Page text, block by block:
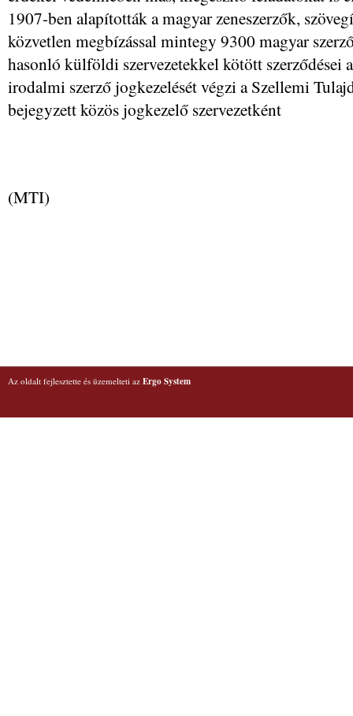
1907-ben alapították a magyar zeneszerzők,
közvetlen megbízással mintegy 9300 magyar
hasonló külföldi szervezetekkel kötött szerződései
irodalmi szerző jogkezelését végzi a Szellemi
bejegyzett közös jogkezelő szervezetként
(MTI)
Az oldalt fejlesztette és üzemelteti az Ergo System